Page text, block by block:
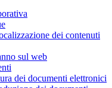
dei contenuti
sul web
dei documenti elettronici